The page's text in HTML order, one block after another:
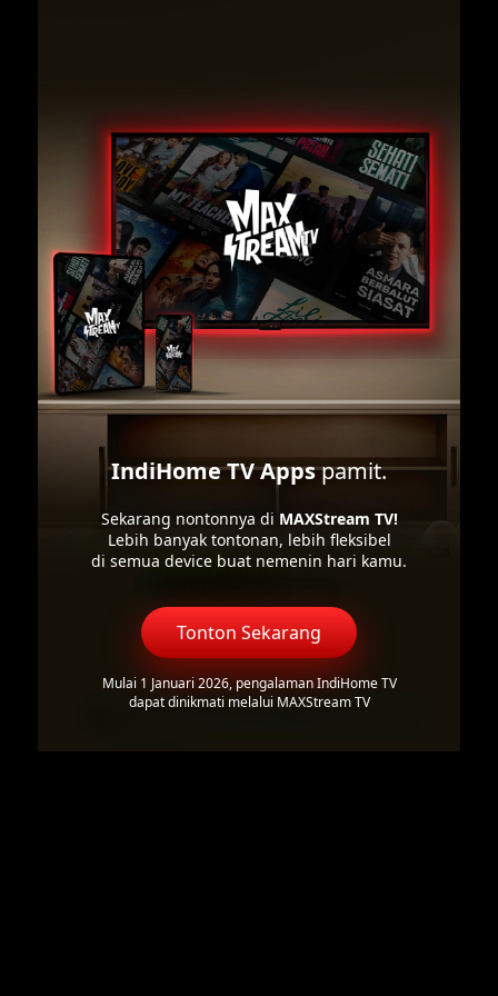
IndiHome TV Appspamit.
Sekarang nontonnya di MAXStream TV!
Lebih banyak tontonan, lebih fleksibel
di semua device buat nemenin hari kamu.
Tonton Sekarang
Mulai 1 Januari 2026, pengalaman IndiHome TV
dapat dinikmati melalui MAXStream TV